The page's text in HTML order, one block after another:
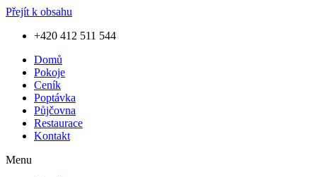
Přejít k obsahu
+420 412 511 544
Domů
Pokoje
Ceník
Poptávka
Půjčovna
Restaurace
Kontakt
Menu